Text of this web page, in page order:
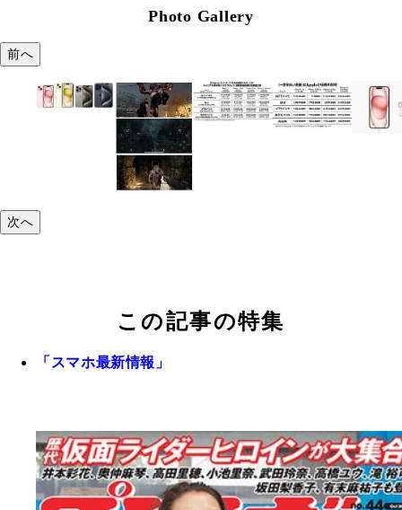
Photo Gallery
前へ
次へ
この記事の特集
「スマホ最新情報」